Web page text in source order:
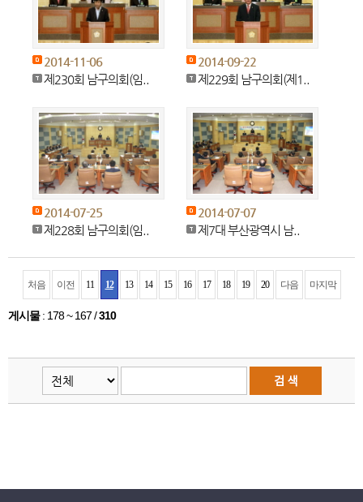
2014-11-06
제230회 남구의회(임..
2014-09-22
제229회 남구의회(제1..
2014-07-25
제228회 남구의회(임..
2014-07-07
제7대 부산광역시 남..
처음 이전 11 12 13 14 15 16 17 18 19 20 다음 마지막
게시물: 178 ~ 167 /310